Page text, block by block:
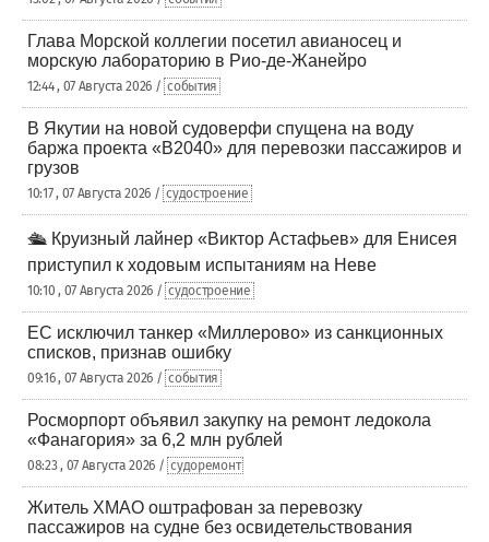
Глава Морской коллегии посетил авианосец и
морскую лабораторию в Рио-де-Жанейро
12:44 , 07 Августа 2026 / события
В Якутии на новой судоверфи спущена на воду
баржа проекта «В2040» для перевозки пассажиров и
грузов
10:17 , 07 Августа 2026 / судостроение
🛳️ Круизный лайнер «Виктор Астафьев» для Енисея
приступил к ходовым испытаниям на Неве
10:10 , 07 Августа 2026 / судостроение
ЕС исключил танкер «Миллерово» из санкционных
списков, признав ошибку
09:16 , 07 Августа 2026 / события
Росморпорт объявил закупку на ремонт ледокола
«Фанагория» за 6,2 млн рублей
08:23 , 07 Августа 2026 / судоремонт
Житель ХМАО оштрафован за перевозку
пассажиров на судне без освидетельствования